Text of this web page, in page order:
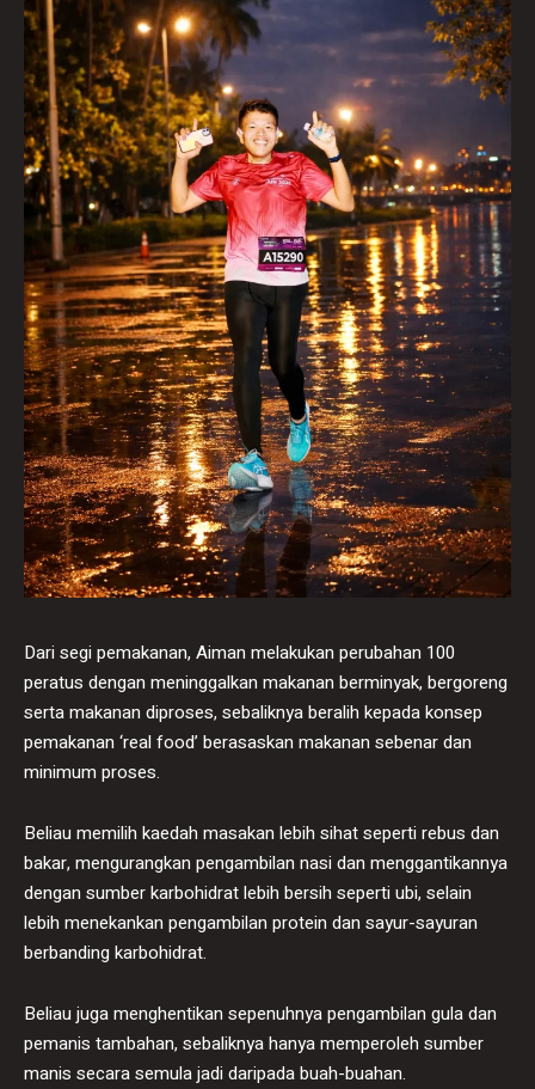
Dari segi pemakanan, Aiman melakukan perubahan 100
peratus dengan meninggalkan makanan berminyak, bergoreng
serta makanan diproses, sebaliknya beralih kepada konsep
pemakanan ‘real food’ berasaskan makanan sebenar dan
minimum proses.
Beliau memilih kaedah masakan lebih sihat seperti rebus dan
bakar, mengurangkan pengambilan nasi dan menggantikannya
dengan sumber karbohidrat lebih bersih seperti ubi, selain
lebih menekankan pengambilan protein dan sayur-sayuran
berbanding karbohidrat.
Beliau juga menghentikan sepenuhnya pengambilan gula dan
pemanis tambahan, sebaliknya hanya memperoleh sumber
manis secara semula jadi daripada buah-buahan.